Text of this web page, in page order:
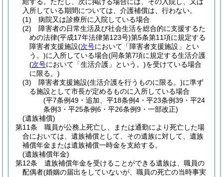
入所している期間については、介護補償は、行わない。
(1)
病院又は診療所に入院している場合
(2)
障害者の日常生活及び社会生活を総合的に支援するた
めの法律(平成17年法律第123号)第5条第11項に規定する
障害者支援施設(次号において「障害者支援施設」とい
う。)に入所している場合(同条第7項に規定する生活介護
(次号において「生活介護」という。)を受けている場合
に限る。)
(3)
障害者支援施設(生活介護を行うものに限る。)に準ず
る施設として市長が定めるものに入所している場合
(平7条例49・追加、平18条例4・平23条例39・平24
条例3・平25条例6・平26条例9・一部改正)
(遺族補償)
第11条
職員が公務上死亡し、または通勤により死亡した場
合においては、遺族補償として、その遺族に対して、遺族
補償年金または遺族補償一時金を支給する。
(遺族補償年金)
第12条
遺族補償年金を受けることができる遺族は、職員の
配偶者(婚姻の届出をしていないが、職員の死亡の当時事実